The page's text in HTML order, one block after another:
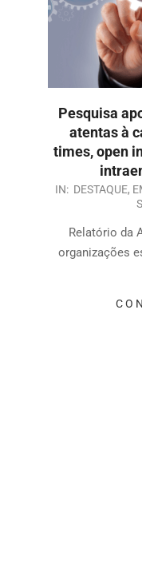
Pesquisa
atentas à
times, open
IN: DESTAQUE,
Relatório da
organizações